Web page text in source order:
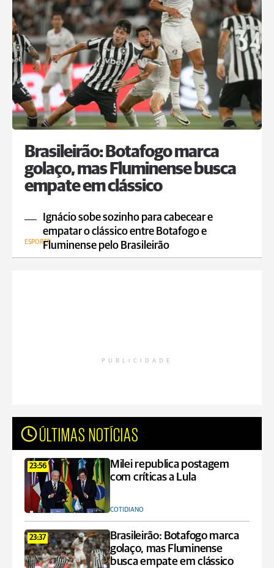
Brasileirão: Botafogo marca
golaço, mas Fluminense busca
empate em clássico
Ignácio sobe sozinho para cabecear e
empatar o clássico entre Botafogo e
Fluminense pelo Brasileirão
ESPORTE
PUBLICIDADE
ÚLTIMAS NOTÍCIAS
23:56
Milei republica postagem
com críticas a Lula
COTIDIANO
23:37
Brasileirão: Botafogo marca
golaço, mas Fluminense
busca empate em clássico